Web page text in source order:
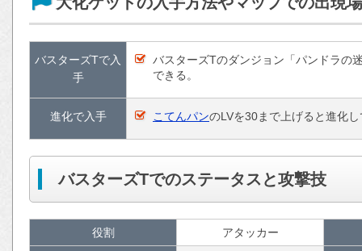
バスターズTで入
手
バスターズTのダンジョン「パンドラの
できる。
進化で入手 こてんパンのLVを30まで上げると進化し
バスターズTでのステータスと攻撃技
役割 アタッカー